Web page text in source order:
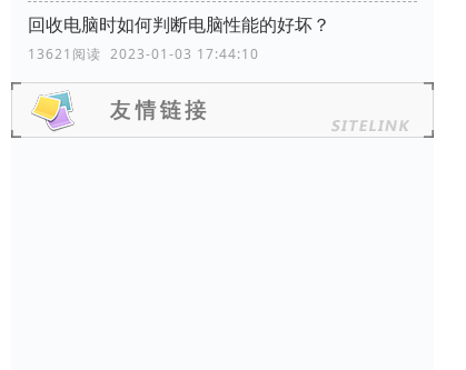
回收电脑时如何判断电脑性能的好坏？
13621阅读 2023-01-03 17:44:10